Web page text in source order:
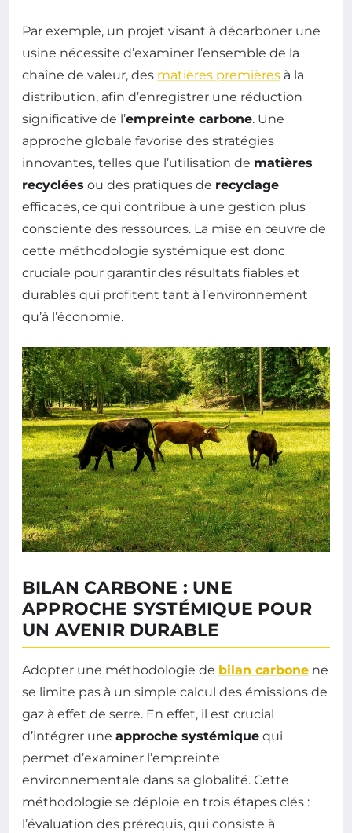
Par exemple, un projet visant à décarboner une
usine nécessite d’examiner l’ensemble de la
chaîne de valeur, des matières premières à la
distribution, afin d’enregistrer une réduction
significative de l’empreinte carbone. Une
approche globale favorise des stratégies
innovantes, telles que l’utilisation de matières
recyclées ou des pratiques de recyclage
efficaces, ce qui contribue à une gestion plus
consciente des ressources. La mise en œuvre de
cette méthodologie systémique est donc
cruciale pour garantir des résultats fiables et
durables qui profitent tant à l’environnement
qu’à l’économie.
BILAN CARBONE : UNE
APPROCHE SYSTÉMIQUE POUR
UN AVENIR DURABLE
Adopter une méthodologie de bilan carbone ne
se limite pas à un simple calcul des émissions de
gaz à effet de serre. En effet, il est crucial
d’intégrer une approche systémique qui
permet d’examiner l’empreinte
environnementale dans sa globalité. Cette
méthodologie se déploie en trois étapes clés :
l’évaluation des prérequis, qui consiste à